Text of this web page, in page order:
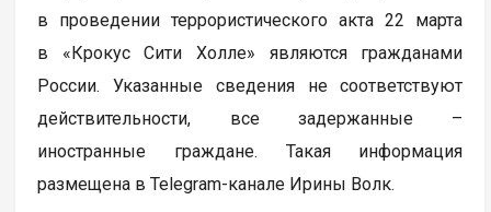
в проведении террористического акта 22 марта
в «Крокус Сити Холле» являются гражданами
России. Указанные сведения не соответствуют
действительности, все задержанные –
иностранные граждане. Такая информация
размещена в Telegram-канале Ирины Волк.